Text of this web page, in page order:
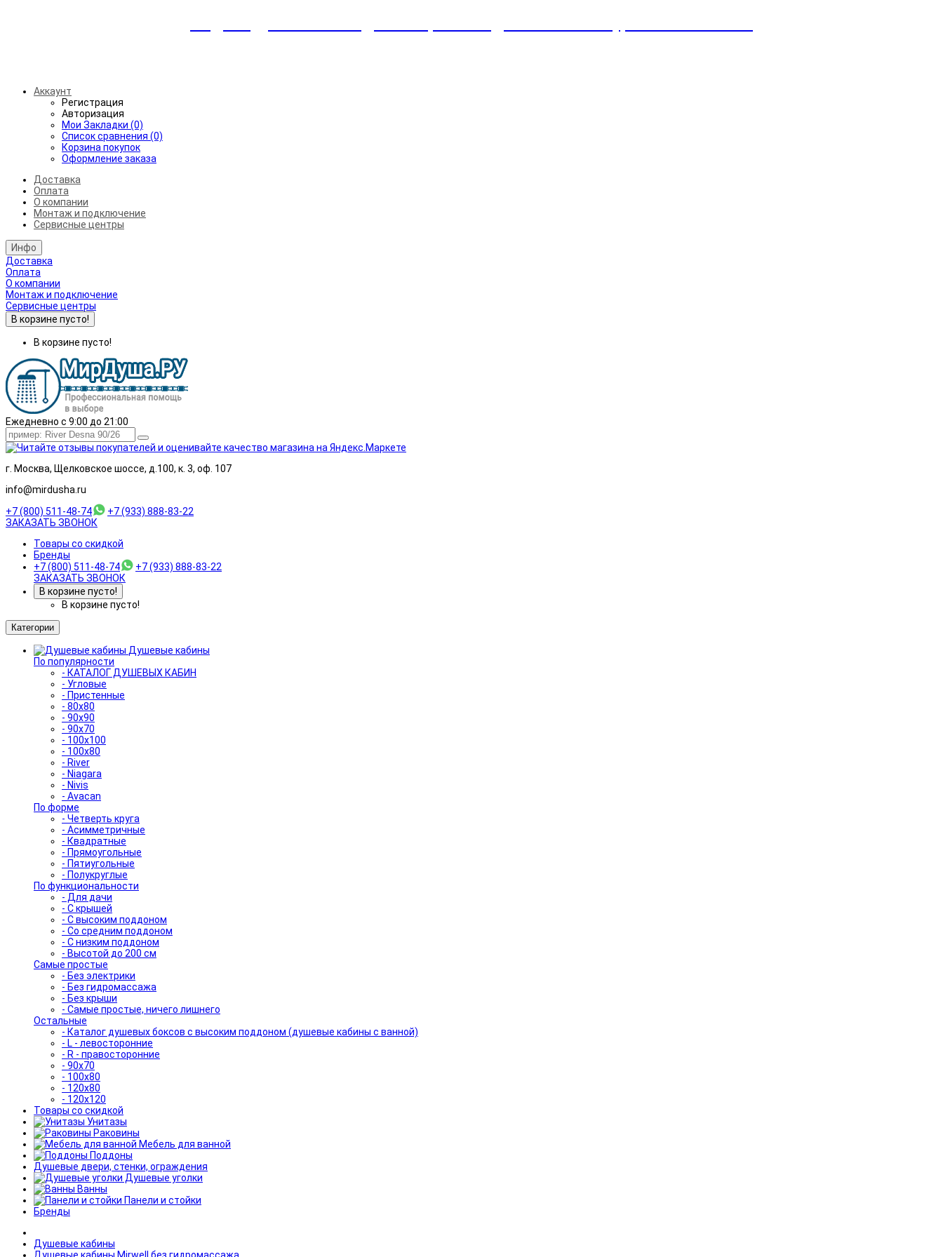
Аккаунт
Регистрация
Авторизация
Мои Закладки (0)
Список сравнения (0)
Корзина покупок
Оформление заказа
Доставка
Оплата
О компании
Монтаж и подключение
Сервисные центры
Инфо
Доставка
Оплата
О компании
Монтаж и подключение
Сервисные центры
В корзине пусто!
В корзине пусто!
Ежедневно с 9:00 до 21:00
г. Москва, Щелковское шоссе, д.100, к. 3, оф. 107
info@mirdusha.ru
+7 (800) 511-48-74
+7 (933) 888-83-22
ЗАКАЗАТЬ ЗВОНОК
Товары со скидкой
Бренды
+7 (800) 511-48-74
+7 (933) 888-83-22
ЗАКАЗАТЬ ЗВОНОК
В корзине пусто!
В корзине пусто!
Категории
Душевые кабины
По популярности
- КАТАЛОГ ДУШЕВЫХ КАБИН
- Угловые
- Пристенные
- 80x80
- 90x90
- 90x70
- 100x100
- 100x80
- River
- Niagara
- Nivis
- Avacan
По форме
- Четверть круга
- Асимметричные
- Квадратные
- Прямоугольные
- Пятиугольные
- Полукруглые
По функциональности
- Для дачи
- С крышей
- С высоким поддоном
- Со средним поддоном
- С низким поддоном
- Высотой до 200 см
Самые простые
- Без электрики
- Без гидромассажа
- Без крыши
- Самые простые, ничего лишнего
Остальные
- Каталог душевых боксов с высоким поддоном (душевые кабины с ванной)
- L - левосторонние
- R - правосторонние
- 90x70
- 100x80
- 120x80
- 120x120
Товары со скидкой
Унитазы
Раковины
Мебель для ванной
Поддоны
Душевые двери, стенки, ограждения
Душевые уголки
Ванны
Панели и стойки
Бренды
Душевые кабины